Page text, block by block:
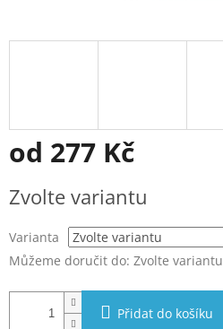
od 277 Kč
cena:
Zvolte variantu
Varianta
Můžeme doručit do: Zvolte variantu
Přidat do košíku